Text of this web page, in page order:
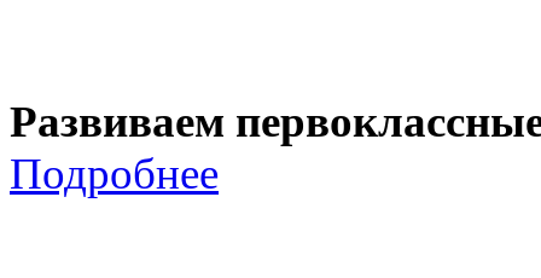
Развиваем
Подробнее